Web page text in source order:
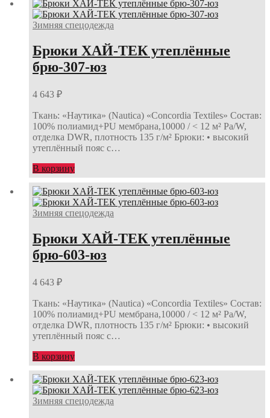
Зимняя спецодежда
Брюки ХАЙ-ТЕК утеплённые
брю-307-юз
4 643 ₽
Ткань: «Наутика» (Nautica) «Concordia Textiles» Состав:
100% полиамид+PU мембрана,10000 / < 12 м² Pa/W,
отделка DWR, плотность 135 г/м² Брюки: • высокий
утеплённый пояс с…
В корзину
Зимняя спецодежда
Брюки ХАЙ-ТЕК утеплённые
брю-603-юз
4 643 ₽
Ткань: «Наутика» (Nautica) «Concordia Textiles» Состав:
100% полиамид+PU мембрана,10000 / < 12 м² Pa/W,
отделка DWR, плотность 135 г/м² Брюки: • высокий
утеплённый пояс с…
В корзину
Зимняя спецодежда